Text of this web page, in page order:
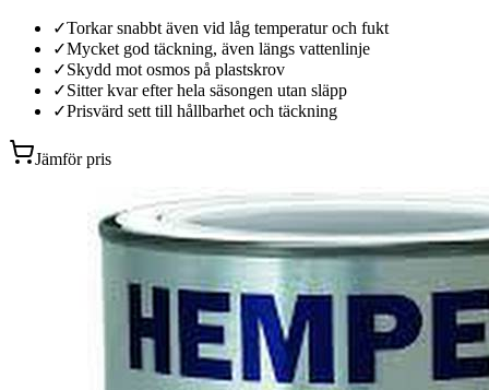
✓Torkar snabbt även vid låg temperatur och fukt
✓Mycket god täckning, även längs vattenlinje
✓Skydd mot osmos på plastskrov
✓Sitter kvar efter hela säsongen utan släpp
✓Prisvärd sett till hållbarhet och täckning
Jämför pris